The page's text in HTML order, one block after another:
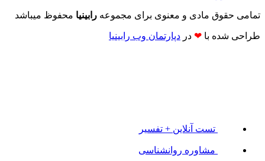
تمامی حقوق مادی و معنوی برای مجموعه رابینیا محفوظ میباشد
طراحی شده با ❤ در دپارتمان وب رابینیا​​
تست آنلاین + تفسیر
مشاوره روانشناسی